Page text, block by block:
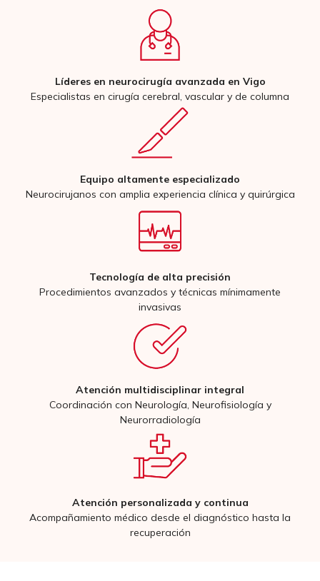
Líderes en neurocirugía avanzada en Vigo
Especialistas en cirugía cerebral, vascular y de columna
Equipo altamente especializado
Neurocirujanos con amplia experiencia clínica y quirúrgica
Tecnología de alta precisión
Procedimientos avanzados y técnicas mínimamente
invasivas
Atención multidisciplinar integral
Coordinación con Neurología, Neurofisiología y
Neurorradiología
Atención personalizada y continua
Acompañamiento médico desde el diagnóstico hasta la
recuperación